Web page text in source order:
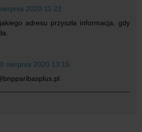
2020 11:22
adresu przyszła informacja, gdy
sierpnia 2020 13:15